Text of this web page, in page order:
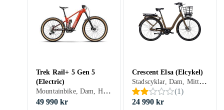
Trek Rail+ 5 Gen 5
(Electric)
Mountainbike, Dam, Herr, Mittmonterad, 500 Wh
49 990 kr
Crescent Elsa (Elcykel)
Stadscyklar, Dam, Mittmonterad, 400 Wh
(1)
24 990 kr